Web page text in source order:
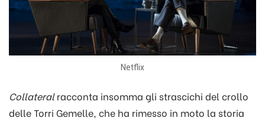
Netflix
Collateralracconta insomma gli strascichi del crollo
delle Torri Gemelle, che ha rimesso in moto la storia